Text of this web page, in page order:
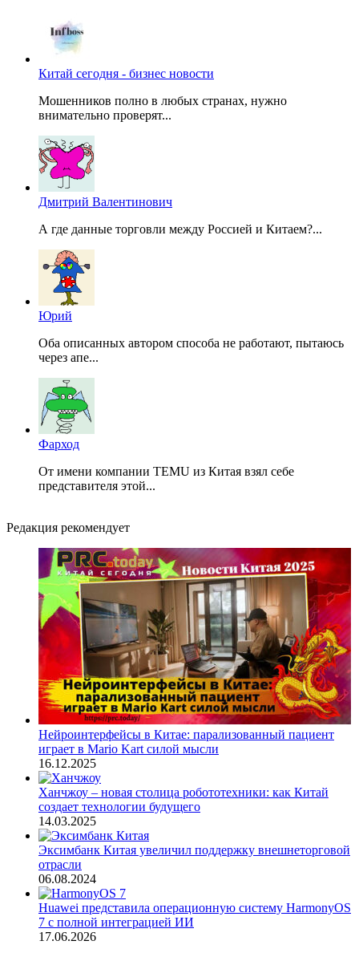
Китай сегодня - бизнес новости
Мошенников полно в любых странах, нужно
внимательно проверят...
Дмитрий Валентинович
А где данные торговли между Россией и Китаем?...
Юрий
Оба описанных автором способа не работают, пытаюсь
через апе...
Фарход
От имени компании TEMU из Китая взял себе
представителя этой...
Редакция рекомендует
Нейроинтерфейсы в Китае: парализованный пациент
играет в Mario Kart силой мысли
16.12.2025
Ханчжоу – новая столица робототехники: как Китай
создает технологии будущего
14.03.2025
Эксимбанк Китая увеличил поддержку внешнеторговой
отрасли
06.08.2024
Huawei представила операционную систему HarmonyOS
7 с полной интеграцией ИИ
17.06.2026